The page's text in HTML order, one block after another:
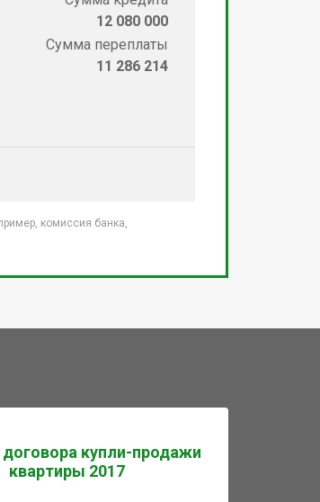
12 080 000
Сумма переплаты
11 286 214
комиссия банка,
купли-продажи
квартиры 2017